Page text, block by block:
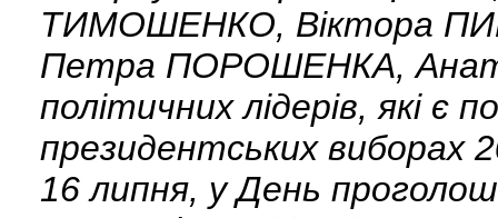
ТИМОШЕНКО, Віктора
Петра ПОРОШЕНКА,
політичних лідерів, які є
президентських виборах
16 липня, у День